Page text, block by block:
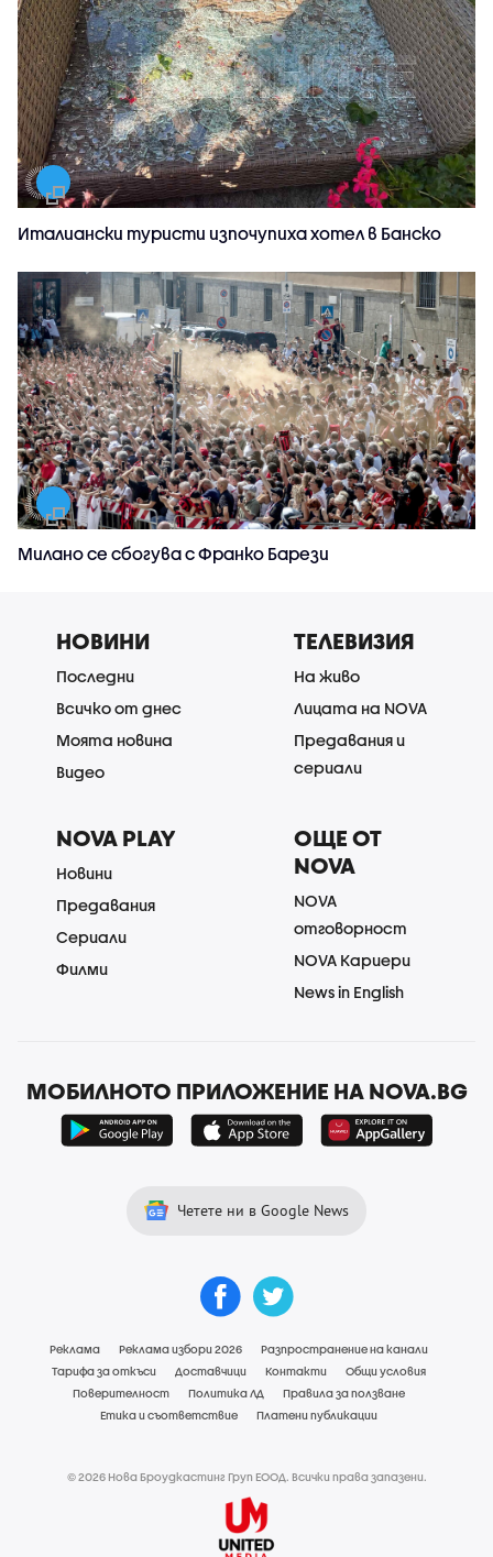
Италиански туристи изпочупиха хотел в Банско
Милано се сбогува с Франко Барези
НОВИНИ
Последни
Всичко от днес
Моята новина
Видео
ТЕЛЕВИЗИЯ
На живо
Лицата на NOVA
Предавания и
сериали
NOVA PLAY
Новини
Предавания
Сериали
Филми
ОЩЕ ОТ
NOVA
NOVA
отговорност
NOVA Кариери
News in English
МОБИЛНОТО ПРИЛОЖЕНИЕ НА NOVA.BG
Четете ни в Google News
Реклама Реклама избори 2026
Разпространение на канали
Тарифа за откъси
Доставчици Контакти
Общи условия
Поверителност
Политика ЛД
Правила за ползване
Етика и съответствие
Платени публикации
© 2026 Нова Броудкастинг Груп ЕООД. Всички права запазени.